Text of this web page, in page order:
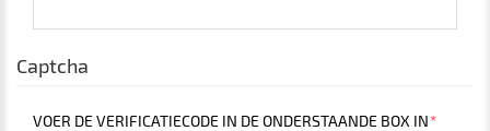
Captcha
VOER DE VERIFICATIECODE IN DE ONDERSTAANDE BOX IN